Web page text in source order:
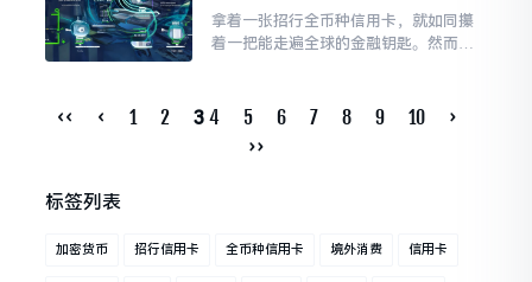
拿着一张招行全币种信用卡，就如同攥
着一把能走遍全球的金融钥匙。然而，
的一连串问题：它究竟有没有密码？
‹‹ ‹ 1 2 3 4 5 6 7 8 9 10
›
››
标签列表
加密货币 招行信用卡 全币种信用卡 境外消费 信用卡